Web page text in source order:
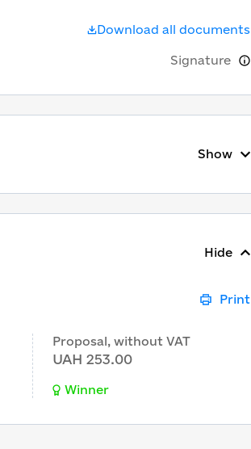
Download all documents
Signature
Show
Hide
Print
Proposal, without VAT
UAH 253.00
Winner